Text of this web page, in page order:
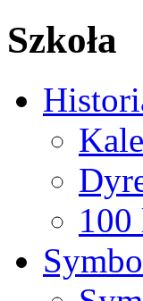
Szkoła